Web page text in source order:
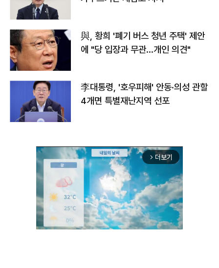
與, 황희 '폐기 버스 청년 주택' 제안
에 "당 입장과 무관…개인 의견"
李대통령, '호우피해' 안동·의성 관할
4개면 특별재난지역 선포
arrow_forward_ios 더보기